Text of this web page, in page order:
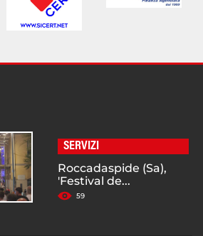
SERVIZI
Roccadaspide (Sa),
'Festival de...
59